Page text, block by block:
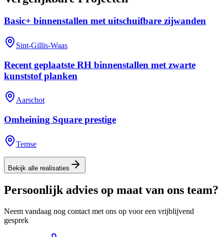
Basic+ binnenstallen met uitschuifbare zijwanden
Sint-Gillis-Waas
Recent geplaatste RH binnenstallen met zwarte
kunststof planken
Aarschot
Omheining Square prestige
Temse
Bekijk alle realisaties
Persoonlijk advies op maat van ons team?
Neem vandaag nog contact met ons op voor een vrijblijvend
gesprek